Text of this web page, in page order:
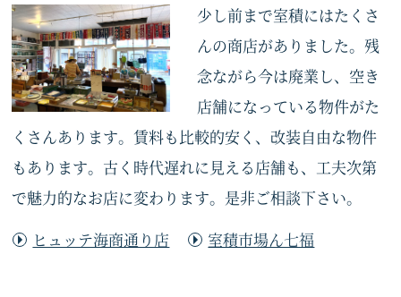
少し前まで室積にはたくさ
んの商店がありました。残
念ながら今は廃業し、空き
店舗になっている物件がた
くさんあります。賃料も比較的安く、改装自由な物件
もあります。古く時代遅れに見える店舗も、工夫次第
で魅力的なお店に変わります。是非ご相談下さい。
ヒュッテ海商通り店
室積市場ん七福